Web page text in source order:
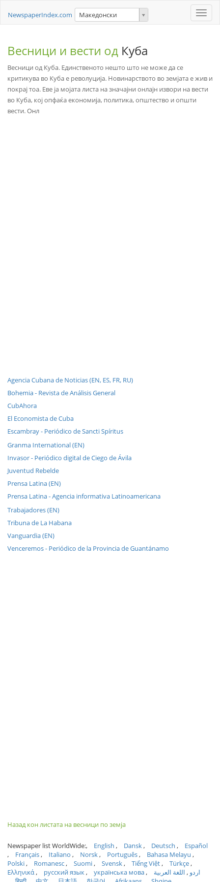
Toggle
NewspaperIndex.com Македонски
Весници и вести од Куба
Весници од Куба. Единственото нешто што не може да се
критикува во Куба е револуција. Новинарството во земјата е жив и
покрај тоа. Еве ја мојата листа на значајни онлајн извори на вести
во Куба, кој опфаќа економија, политика, општество и општи
вести. Онл
Agencia Cubana de Noticias (EN, ES, FR, RU)
Bohemia - Revista de Análisis General
CubAhora
El Economista de Cuba
Escambray - Periódico de Sancti Spíritus
Granma International (EN)
Invasor - Periódico digital de Ciego de Ávila
Juventud Rebelde
Prensa Latina (EN)
Prensa Latina - Agencia informativa Latinoamericana
Trabajadores (EN)
Tribuna de La Habana
Vanguardia (EN)
Venceremos - Periódico de la Provincia de Guantánamo
Назад кон листата на весници по земја
Newspaper list WorldWide: English Dansk Deutsch
Español
Français
Italiano Norsk Português
Bahasa Melayu
Polski
Romanesc Suomi Svensk Tiếng Việt
Türkçe
Ελληνικά
русский язык українська мова اردو
اللغة العربية